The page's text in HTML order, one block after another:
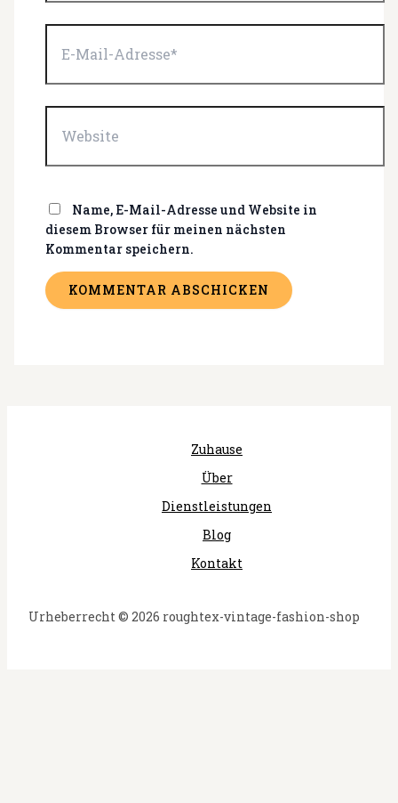
E-
Mail-
Website
Name, E-Mail-Adresse und Website in
diesem Browser für meinen nächsten
Kommentar speichern.
Zuhause
Über
Dienstleistungen
Blog
Kontakt
Urheberrecht © 2026 roughtex-vintage-fashion-shop